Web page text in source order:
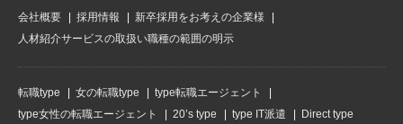
会社概要 採用情報
新卒採用をお考えの企業様
人材紹介サービスの取扱い職種の範囲の明示
転職type 女の転職type
type転職エージェント
type女性の転職エージェント
20’s type type IT派遣 Direct type